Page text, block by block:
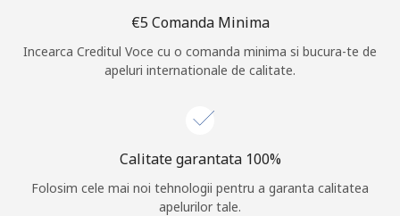
Continua cu
⁦€5⁩ Comanda Minima
Incearca Creditul Voce cu o comanda minima si bucura-te de
apeluri internationale de calitate.
Calitate garantata 100%
Folosim cele mai noi tehnologii pentru a garanta calitatea
apelurilor tale.